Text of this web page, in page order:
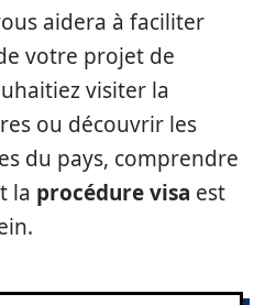
aidera à faciliter
votre projet de
visiter la
ou découvrir les
du pays, comprendre
la procédure visa est